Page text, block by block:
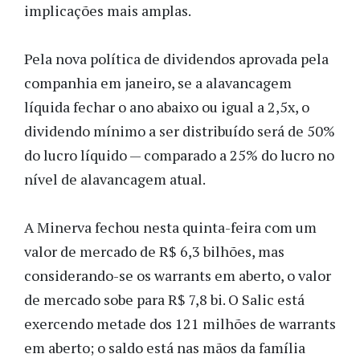
implicações mais amplas.
Pela nova política de dividendos aprovada pela
companhia em janeiro, se a alavancagem
líquida fechar o ano abaixo ou igual a 2,5x, o
dividendo mínimo a ser distribuído será de 50%
do lucro líquido — comparado a 25% do lucro no
nível de alavancagem atual.
A Minerva fechou nesta quinta-feira com um
valor de mercado de R$ 6,3 bilhões, mas
considerando-se os warrants em aberto, o valor
de mercado sobe para R$ 7,8 bi. O Salic está
exercendo metade dos 121 milhões de warrants
em aberto; o saldo está nas mãos da família